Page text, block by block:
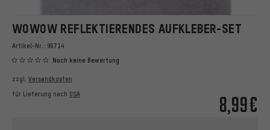
WOWOW REFLEKTIERENDES AUFKLEBER-SET
Artikel-Nr.: 96714
Noch keine Bewertung
8,99€
zzgl. Versandkosten
für Lieferung nach USA